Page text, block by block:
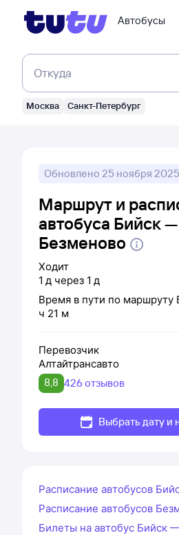
Автобусы
Откуда
Москва Санкт-Петербург
Обновлено 25 ноября 2025
Маршрут и
автобуса Бийск —
Безменово
Ходит
1 д через 1 д
Время в пути по маршруту
ч 21 м
Перевозчик
Алтайтрансавто
8,8 426 отзывов
Выбрать дату и
Расписание автобусов
Расписание автобусов
Билеты на автобус Бийск